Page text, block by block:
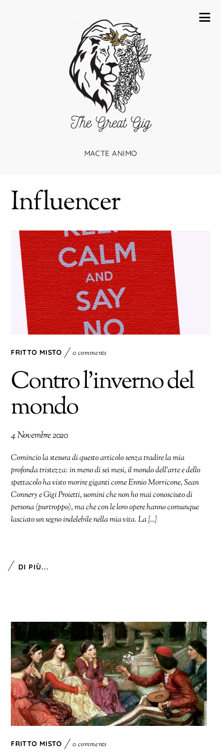
MACTE ANIMO
Influencer
FRITTO MISTO 0 comments
Contro l’inverno del
mondo
4 Novembre 2020
Comincio la stesura di questo articolo senza tradire la mia
profonda tristezza: in meno di sei mesi, il mondo dell’arte e dello
spettacolo ha visto morire giganti come Ennio Morricone, Sean
Connery e Gigi Proietti, uomini che non ho mai conosciuto di
persona (purtroppo), ma che con le loro opere hanno comunque
lasciato un segno indelebile nella mia vita. La […]
DI PIÙ...
FRITTO MISTO 0 comments